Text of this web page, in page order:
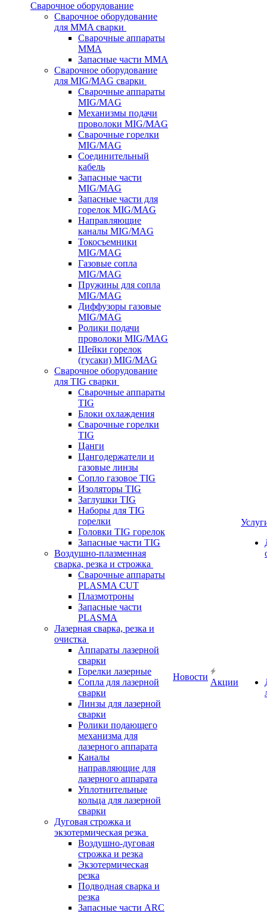
Сварочное оборудование
Сварочное оборудование
для MMA сварки
Сварочные аппараты
MMA
Запасные части MMA
Сварочное оборудование
для MIG/MAG сварки
Сварочные аппараты
MIG/MAG
Механизмы подачи
проволоки MIG/MAG
Сварочные горелки
MIG/MAG
Соединительный
кабель
Запасные части
MIG/MAG
Запасные части для
горелок MIG/MAG
Направляющие
каналы MIG/MAG
Токосъемники
MIG/MAG
Газовые сопла
MIG/MAG
Пружины для сопла
MIG/MAG
Диффузоры газовые
MIG/MAG
Ролики подачи
проволоки MIG/MAG
Шейки горелок
(гусаки) MIG/MAG
Сварочное оборудование
для TIG сварки
Сварочные аппараты
TIG
Блоки охлаждения
Сварочные горелки
TIG
Цанги
Цангодержатели и
газовые линзы
Сопло газовое TIG
Изоляторы TIG
Заглушки TIG
Наборы для TIG
горелки
Головки TIG горелок
Запасные части TIG
Воздушно-плазменная
сварка, резка и строжка
Сварочные аппараты
PLASMA CUT
Плазмотроны
Запасные части
PLASMA
Лазерная сварка, резка и
очистка
Аппараты лазерной
сварки
Горелки лазерные
Сопла для лазерной
сварки
Линзы для лазерной
сварки
Ролики подающего
механизма для
лазерного аппарата
Каналы
направляющие для
лазерного аппарата
Уплотнительные
кольца для лазерной
сварки
Дуговая строжка и
экзотермическая резка
Воздушно-дуговая
строжка и резка
Экзотермическая
резка
Подводная сварка и
резка
Запасные части ARC
Новости
Акции